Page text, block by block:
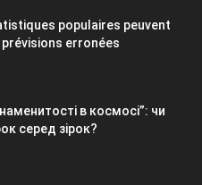
populaires peuvent
erronées
в космосі”: чи
серед зірок?